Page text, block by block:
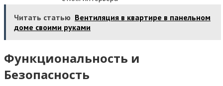
Читать статью Вентиляция в квартире в панельном
доме своими руками
Функциональность и
Безопасность